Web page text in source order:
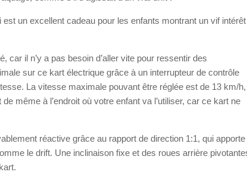
un excellent cadeau pour les enfants montrant un vif intérêt
il n’y a pas besoin d’aller vite pour ressentir des
sur ce kart électrique grâce à un interrupteur de contrôle
La vitesse maximale pouvant être réglée est de 13 km/h,
même à l’endroit où votre enfant va l’utiliser, car ce kart ne
réactive grâce au rapport de direction 1:1, qui apporte
le drift. Une inclinaison fixe et des roues arrière